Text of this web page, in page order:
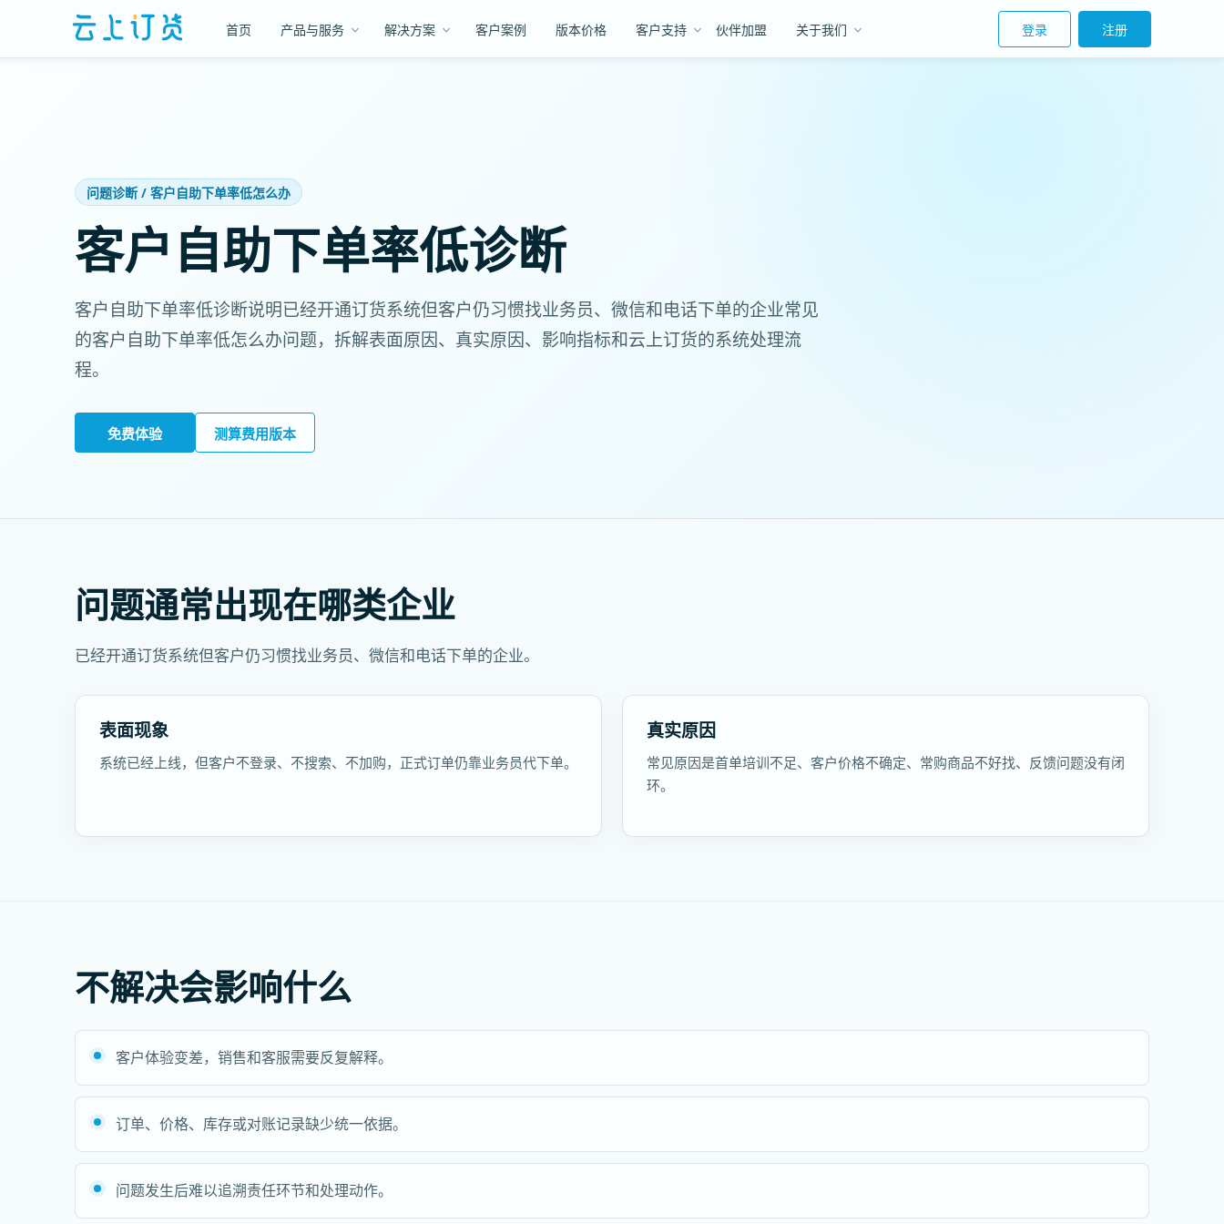
首页 产品与服务 解决方案 客户案例 版本价格 客户支持 伙伴加盟 关于我们 登录 注册
问题诊断 / 客户自助下单率低怎么办
客户自助下单率低诊断
客户自助下单率低诊断说明已经开通订货系统但客户仍习惯找业务员、微信和电话下单的企业常见
的客户自助下单率低怎么办问题，拆解表面原因、真实原因、影响指标和云上订货的系统处理流
程。
免费体验 测算费用版本
问题通常出现在哪类企业
已经开通订货系统但客户仍习惯找业务员、微信和电话下单的企业。
表面现象
系统已经上线，但客户不登录、不搜索、不加购，正式订单仍靠业务员代下单。
真实原因
常见原因是首单培训不足、客户价格不确定、常购商品不好找、反馈问题没有闭
环。
不解决会影响什么
客户体验变差，销售和客服需要反复解释。
订单、价格、库存或对账记录缺少统一依据。
问题发生后难以追溯责任环节和处理动作。